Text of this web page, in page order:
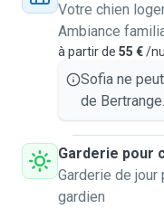
Votre chien
Ambiance
à partir de 55 €/
Sofia ne
de Bertrange.
Garderie pour
Garderie de
gardien